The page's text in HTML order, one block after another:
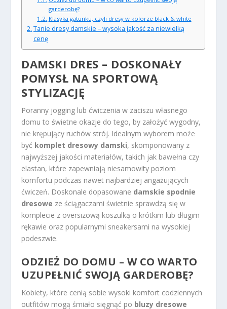
garderobę?
Klasyka gatunku, czyli dresy w kolorze black & white
Tanie dresy damskie – wysoka jakość za niewielką
cenę
DAMSKI DRES – DOSKONAŁY
POMYSŁ NA SPORTOWĄ
STYLIZACJĘ
Poranny jogging lub ćwiczenia w zaciszu własnego
domu to świetne okazje do tego, by założyć wygodny,
nie krępujący ruchów strój. Idealnym wyborem może
być komplet dresowy damski, skomponowany z
najwyższej jakości materiałów, takich jak bawełna czy
elastan, które zapewniają niesamowity poziom
komfortu podczas nawet najbardziej angażujących
ćwiczeń. Doskonale dopasowane damskie spodnie
dresowe ze ściągaczami świetnie sprawdzą się w
komplecie z oversizową koszulką o krótkim lub długim
rękawie oraz popularnymi sneakersami na wysokiej
podeszwie.
ODZIEŻ DO DOMU – W CO WARTO
UZUPEŁNIĆ SWOJĄ GARDEROBĘ?
Kobiety, które cenią sobie wysoki komfort codziennych
outfitów mogą śmiało sięgnąć po bluzy dresowe